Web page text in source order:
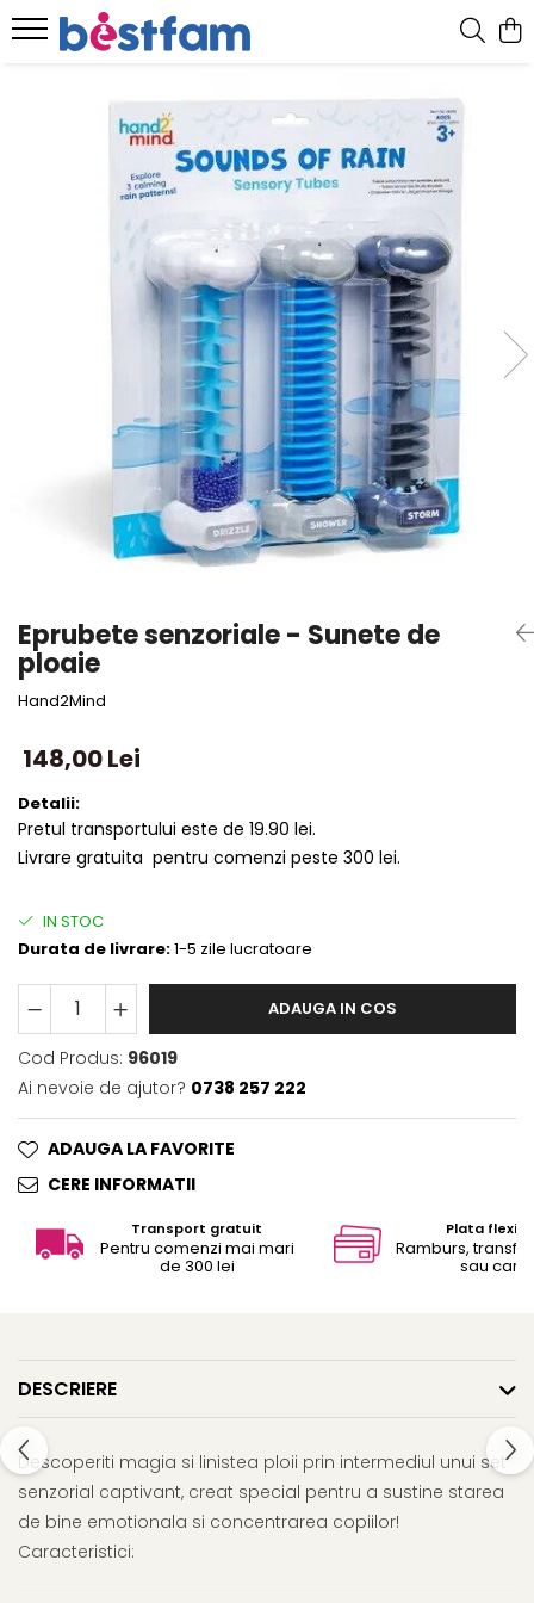
Eprubete senzoriale - Sunete de
ploaie
Hand2Mind
148,00 Lei
Detalii:
Pretul transportului este de 19.90 lei.
Livrare gratuita pentru comenzi peste 300 lei.
IN STOC
Durata de livrare:1-5 zile lucratoare
ADAUGA IN COS
Cod Produs: 96019
Ai nevoie de ajutor? 0738 257 222
ADAUGA LA FAVORITE
CERE INFORMATII
Transport gratuit
Pentru comenzi mai mari
de 300 lei
Plata
Ramburs,
sau card
DESCRIERE
Descoperiti magia si linistea ploii prin intermediul unui set
senzorial captivant, creat special pentru a sustine starea
de bine emotionala si concentrarea copiilor!
Caracteristici: